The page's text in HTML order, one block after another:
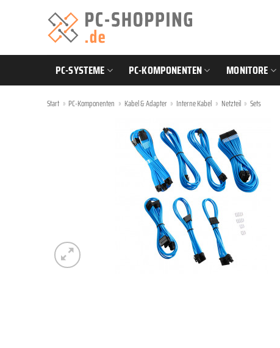
PC-SYSTEME PC-KOMPONENTEN MONITORE
Start » PC-Komponenten » Kabel & Adapter » Interne Kabel » Netzteil » Sets